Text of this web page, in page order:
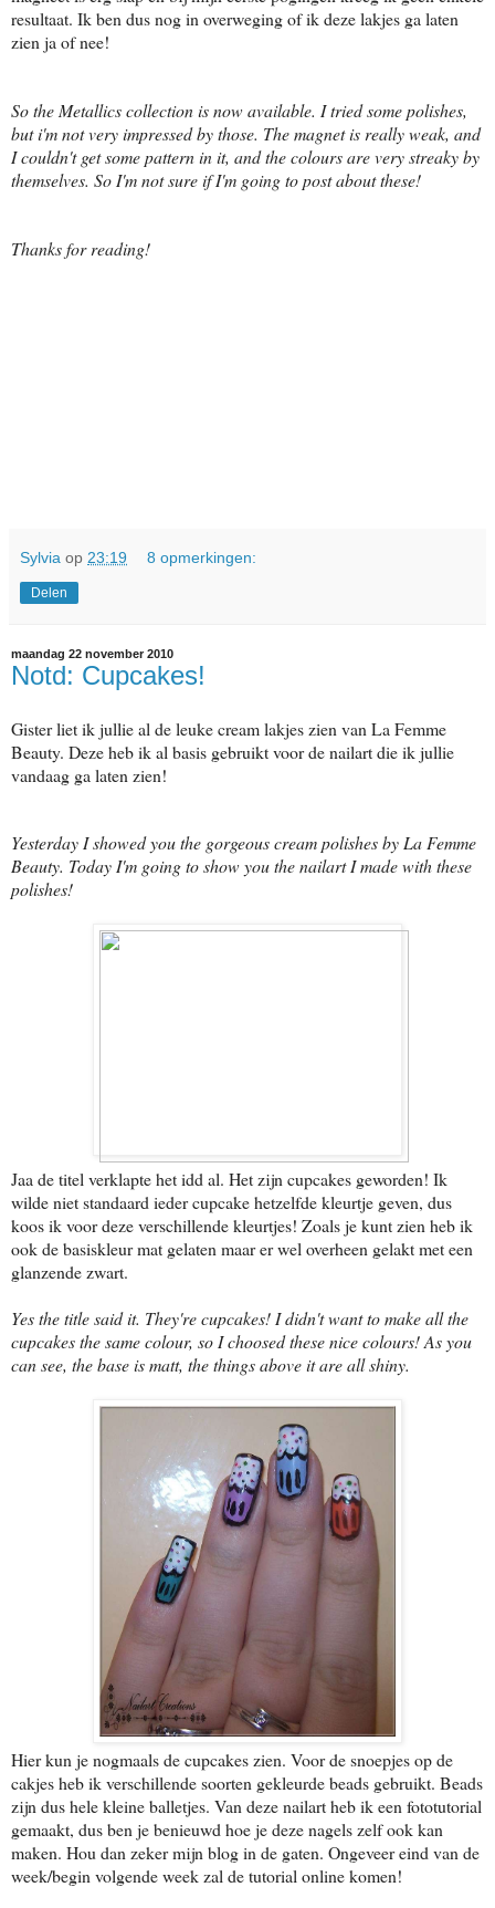
resultaat. Ik ben dus nog in overweging of ik deze lakjes ga laten
zien ja of nee!
So the Metallics collection is now available. I tried some polishes,
but i'm not very impressed by those. The magnet is really weak, and
I couldn't get some pattern in it, and the colours are very streaky by
themselves. So I'm not sure if I'm going to post about these!
Thanks for reading!
Sylvia op 23:19 8 opmerkingen:
Delen
maandag 22 november 2010
Notd: Cupcakes!
Gister liet ik jullie al de leuke cream lakjes zien van La Femme
Beauty. Deze heb ik al basis gebruikt voor de nailart die ik jullie
vandaag ga laten zien!
Yesterday I showed you the gorgeous cream polishes by La Femme
Beauty. Today I'm going to show you the nailart I made with these
polishes!
Jaa de titel verklapte het idd al. Het zijn cupcakes geworden! Ik
wilde niet standaard ieder cupcake hetzelfde kleurtje geven, dus
koos ik voor deze verschillende kleurtjes! Zoals je kunt zien heb ik
ook de basiskleur mat gelaten maar er wel overheen gelakt met een
glanzende zwart.
Yes the title said it. They're cupcakes! I didn't want to make all the
cupcakes the same colour, so I choosed these nice colours! As you
can see, the base is matt, the things above it are all shiny.
Hier kun je nogmaals de cupcakes zien. Voor de snoepjes op de
cakjes heb ik verschillende soorten gekleurde beads gebruikt. Beads
zijn dus hele kleine balletjes. Van deze nailart heb ik een fototutorial
gemaakt, dus ben je benieuwd hoe je deze nagels zelf ook kan
maken. Hou dan zeker mijn blog in de gaten. Ongeveer eind van de
week/begin volgende week zal de tutorial online komen!